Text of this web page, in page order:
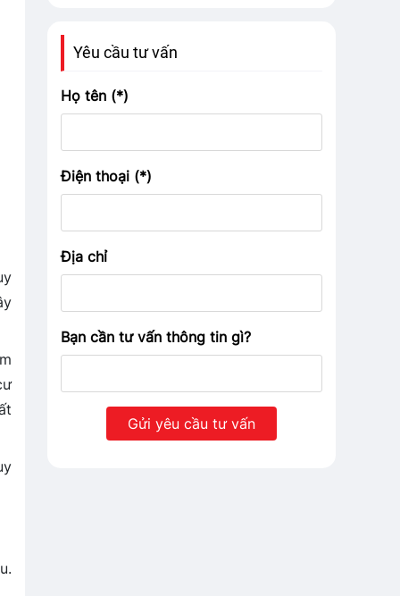
Yêu cầu tư vấn
Họ tên (*)
Điện thoại (*)
Địa chỉ
Bạn cần tư vấn thông tin gì?